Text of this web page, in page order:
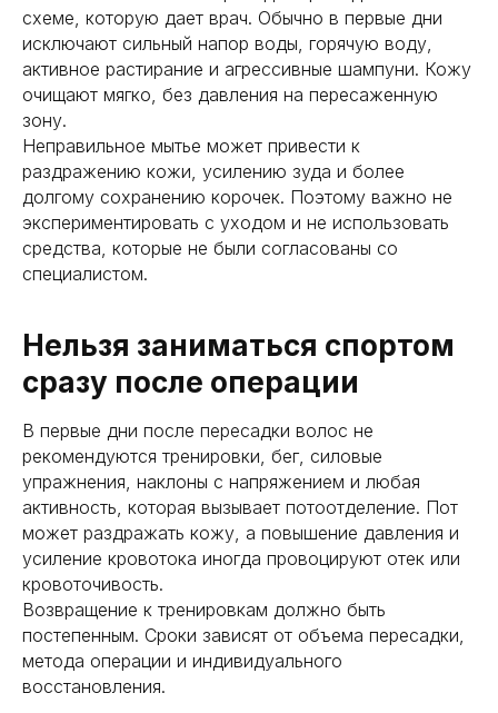
схеме, которую дает врач. Обычно в первые дни
исключают сильный напор воды, горячую воду,
активное растирание и агрессивные шампуни. Кожу
очищают мягко, без давления на пересаженную
зону.
Неправильное мытье может привести к
раздражению кожи, усилению зуда и более
долгому сохранению корочек. Поэтому важно не
экспериментировать с уходом и не использовать
средства, которые не были согласованы со
специалистом.
Нельзя заниматься спортом
сразу после операции
В первые дни после пересадки волос не
рекомендуются тренировки, бег, силовые
упражнения, наклоны с напряжением и любая
активность, которая вызывает потоотделение. Пот
может раздражать кожу, а повышение давления и
усиление кровотока иногда провоцируют отек или
кровоточивость.
Возвращение к тренировкам должно быть
постепенным. Сроки зависят от объема пересадки,
метода операции и индивидуального
восстановления.